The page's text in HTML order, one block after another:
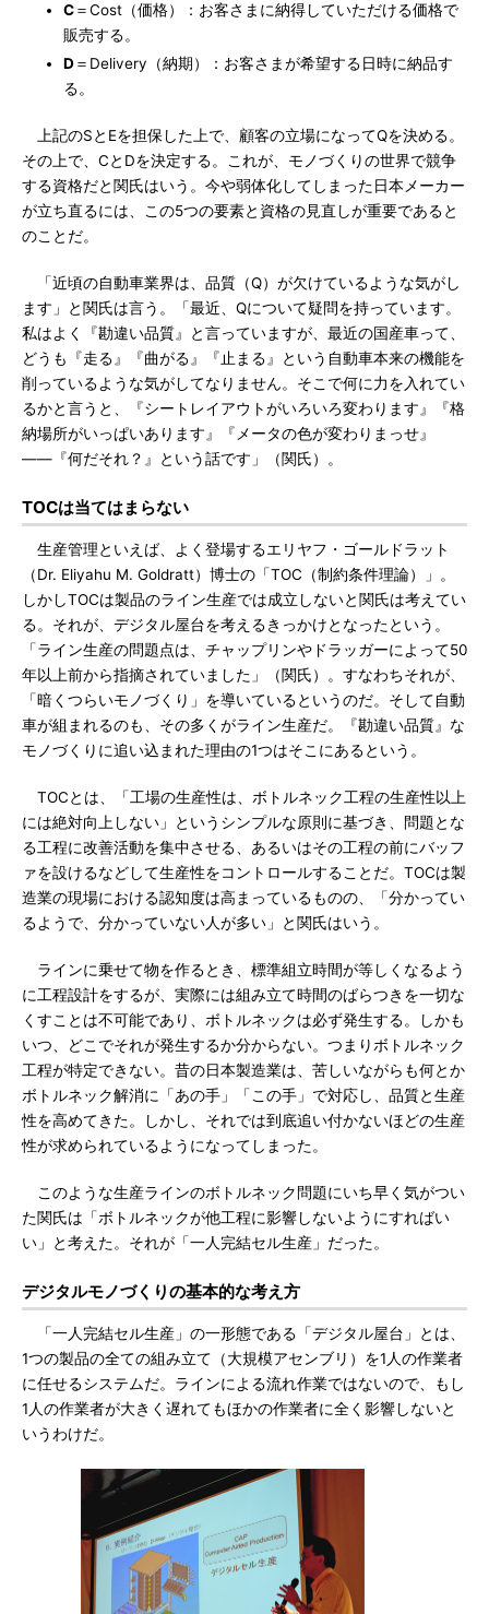
C＝Cost（価格）：お客さまに納得していただける価格で
販売する。
D ＝Delivery（納期）：お客さまが希望する日時に納品す
る。
上記のSとEを担保した上で、顧客の立場になってQを決める。
その上で、CとDを決定する。これが、モノづくりの世界で競争
する資格だと関氏はいう。今や弱体化してしまった日本メーカー
が立ち直るには、この5つの要素と資格の見直しが重要であると
のことだ。
「近頃の自動車業界は、品質（Q）が欠けているような気がし
ます」と関氏は言う。「最近、Qについて疑問を持っています。
私はよく『勘違い品質』と言っていますが、最近の国産車って、
どうも『走る』『曲がる』『止まる』という自動車本来の機能を
削っているような気がしてなりません。そこで何に力を入れてい
るかと言うと、『シートレイアウトがいろいろ変わります』『格
納場所がいっぱいあります』『メータの色が変わりまっせ』
――『何だそれ？』という話です」（関氏）。
TOCは当てはまらない
生産管理といえば、よく登場するエリヤフ・ゴールドラット
（Dr. Eliyahu M. Goldratt）博士の「TOC（制約条件理論）」。
しかしTOCは製品のライン生産では成立しないと関氏は考えてい
る。それが、デジタル屋台を考えるきっかけとなったという。
「ライン生産の問題点は、チャップリンやドラッガーによって50
年以上前から指摘されていました」（関氏）。すなわちそれが、
「暗くつらいモノづくり」を導いているというのだ。そして自動
車が組まれるのも、その多くがライン生産だ。『勘違い品質』な
モノづくりに追い込まれた理由の1つはそこにあるという。
TOCとは、「工場の生産性は、ボトルネック工程の生産性以上
には絶対向上しない」というシンプルな原則に基づき、問題とな
る工程に改善活動を集中させる、あるいはその工程の前にバッフ
ァを設けるなどして生産性をコントロールすることだ。TOCは製
造業の現場における認知度は高まっているものの、「分かってい
るようで、分かっていない人が多い」と関氏はいう。
ラインに乗せて物を作るとき、標準組立時間が等しくなるよう
に工程設計をするが、実際には組み立て時間のばらつきを一切な
くすことは不可能であり、ボトルネックは必ず発生する。しかも
いつ、どこでそれが発生するか分からない。つまりボトルネック
工程が特定できない。昔の日本製造業は、苦しいながらも何とか
ボトルネック解消に「あの手」「この手」で対応し、品質と生産
性を高めてきた。しかし、それでは到底追い付かないほどの生産
性が求められているようになってしまった。
このような生産ラインのボトルネック問題にいち早く気がつい
た関氏は「ボトルネックが他工程に影響しないようにすればい
い」と考えた。それが「一人完結セル生産」だった。
デジタルモノづくりの基本的な考え方
「一人完結セル生産」の一形態である「デジタル屋台」とは、
1つの製品の全ての組み立て（大規模アセンブリ）を1人の作業者
に任せるシステムだ。ラインによる流れ作業ではないので、もし
1人の作業者が大きく遅れてもほかの作業者に全く影響しないと
いうわけだ。